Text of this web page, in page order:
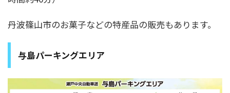
丹波篠山市のお菓子などの特産品の販売もあります。
与島パーキングエリア